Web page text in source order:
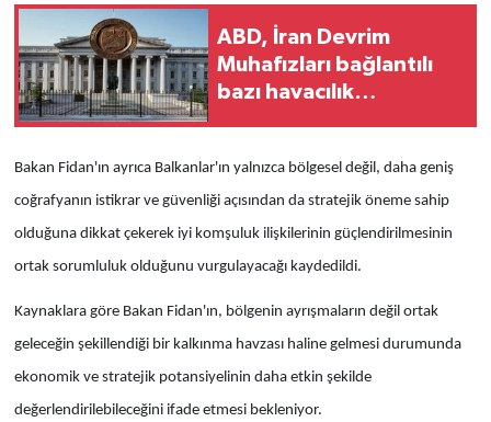
ABD, İran Devrim
Muhafızları bağlantılı
bazı havacılık
Bakan Fidan'ın ayrıca Balkanlar'ın yalnızca bölgesel değil, daha geniş
coğrafyanın istikrar ve güvenliği açısından da stratejik öneme sahip
olduğuna dikkat çekerek iyi komşuluk ilişkilerinin güçlendirilmesinin
ortak sorumluluk olduğunu vurgulayacağı kaydedildi.
Kaynaklara göre Bakan Fidan'ın, bölgenin ayrışmaların değil ortak
geleceğin şekillendiği bir kalkınma havzası haline gelmesi durumunda
ekonomik ve stratejik potansiyelinin daha etkin şekilde
değerlendirilebileceğini ifade etmesi bekleniyor.